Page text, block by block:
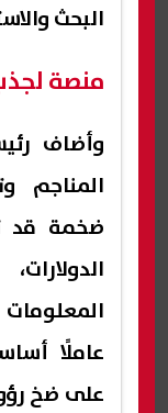
البحث
منصة
وأضاف
المناجم
ضخمة قد
عاملًا
على ضخ